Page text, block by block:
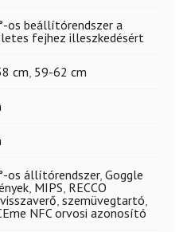
os beállítórendszer a
fejhez illeszkedésért
cm, 59-62 cm
os állítórendszer, Goggle
, MIPS, RECCO
, szemüvegtartó,
NFC orvosi azonosító